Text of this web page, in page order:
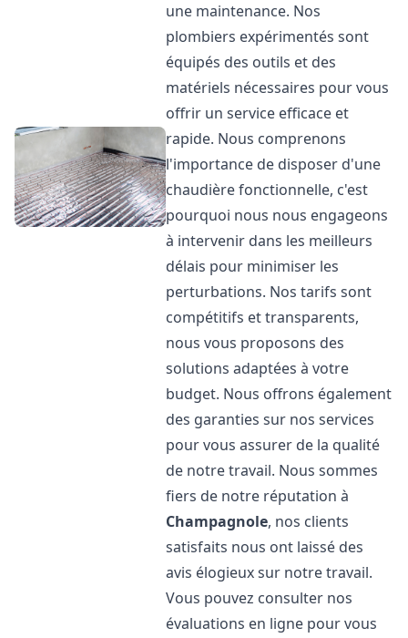
une maintenance. Nos
plombiers expérimentés sont
équipés des outils et des
matériels nécessaires pour vous
offrir un service efficace et
rapide. Nous comprenons
l'importance de disposer d'une
chaudière fonctionnelle, c'est
pourquoi nous nous engageons
à intervenir dans les meilleurs
délais pour minimiser les
perturbations. Nos tarifs sont
compétitifs et transparents,
nous vous proposons des
solutions adaptées à votre
budget. Nous offrons également
des garanties sur nos services
pour vous assurer de la qualité
de notre travail. Nous sommes
fiers de notre réputation à
Champagnole, nos clients
satisfaits nous ont laissé des
avis élogieux sur notre travail.
Vous pouvez consulter nos
évaluations en ligne pour vous